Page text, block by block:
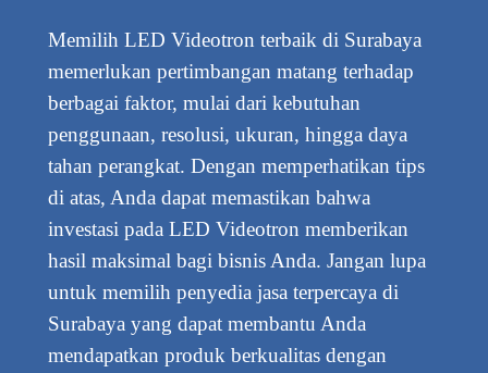
Memilih LED Videotron terbaik di Surabaya
memerlukan pertimbangan matang terhadap
berbagai faktor, mulai dari kebutuhan
penggunaan, resolusi, ukuran, hingga daya
tahan perangkat. Dengan memperhatikan tips
di atas, Anda dapat memastikan bahwa
investasi pada LED Videotron memberikan
hasil maksimal bagi bisnis Anda. Jangan lupa
untuk memilih penyedia jasa terpercaya di
Surabaya yang dapat membantu Anda
mendapatkan produk berkualitas dengan